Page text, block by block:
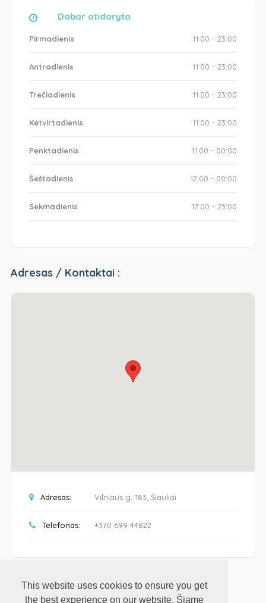
This website uses cookies to ensure you get
the best experience on our website. Šiame
Dabar atidaryta
Pirmadienis 11:00 - 23:00
Antradienis 11:00 - 23:00
Trečiadienis 11:00 - 23:00
Ketvirtadienis 11:00 - 23:00
Penktadienis 11:00 - 00:00
Šeštadienis 12:00 - 00:00
Sekmadienis 12:00 - 23:00
Adresas / Kontaktai :
Adresas: Vilniaus g. 183, Šiauliai
Telefonas: +370 699 44822